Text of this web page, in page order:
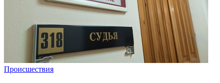
Происшествия